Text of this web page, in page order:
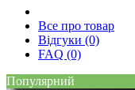
Все про товар
Відгуки (0)
FAQ (0)
Популярний